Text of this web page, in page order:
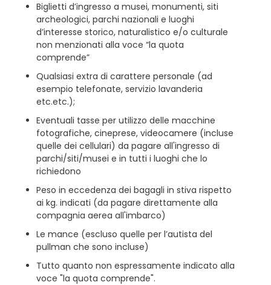
Biglietti d’ingresso a musei, monumenti, siti
archeologici, parchi nazionali e luoghi
d’interesse storico, naturalistico e/o culturale
non menzionati alla voce “la quota
comprende”
Qualsiasi extra di carattere personale (ad
esempio telefonate, servizio lavanderia
etc.etc.);
Eventuali tasse per utilizzo delle macchine
fotografiche, cineprese, videocamere (incluse
quelle dei cellulari) da pagare all'ingresso di
parchi/siti/musei e in tutti i luoghi che lo
richiedono
Peso in eccedenza dei bagagli in stiva rispetto
ai kg. indicati (da pagare direttamente alla
compagnia aerea all'imbarco)
Le mance (escluso quelle per l’autista del
pullman che sono incluse)
Tutto quanto non espressamente indicato alla
voce "la quota comprende".